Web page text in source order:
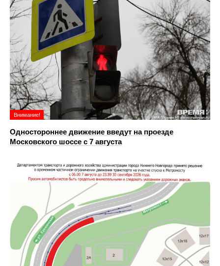
Внимание!
Одностороннее движение введут на проезде
Московского шоссе с 7 августа